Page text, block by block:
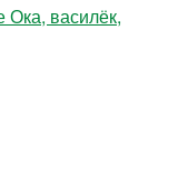
василёк,